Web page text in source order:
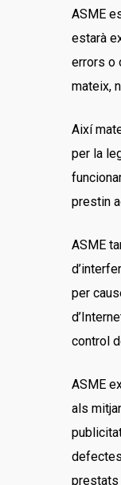
ASME
estarà
errors o
mateix,
Així
per la
prestin
ASME
per
control
ASME
als
prestats